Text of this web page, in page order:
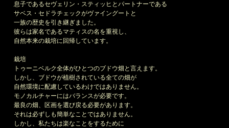
息子であるセヴェリン・スティッヒとパートナーである
サベス・セドラチェックがヴァイングートと
一族の歴史を引き継ぎました。
彼らは家名であるマティスの名を重視し、
自然本来の栽培に回帰しています。
栽培
トゥーニベルク全体がひとつのブドウ畑と言えます。
しかし、ブドウが植樹されている全ての畑が
自然環境に配慮しているわけではありません。
モノカルチャーにはバランスが必要です。
最良の畑、区画を選び戻る必要があります。
それは必ずしも簡単なことではありません。
しかし、私たちは楽なことをするために